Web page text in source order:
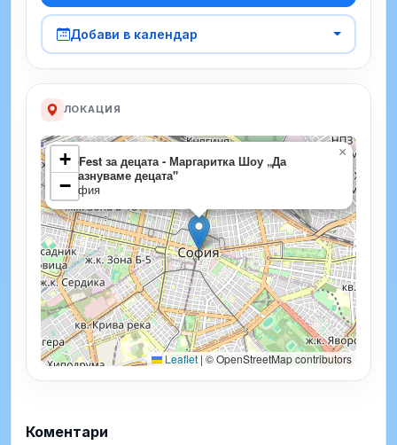
Добави в календар
ЛОКАЦИЯ
SoFest за децата - Маргаритка Шоу „Да
празнуваме децата"
София
×
+
−
Leaflet|© OpenStreetMap contributors
Коментари